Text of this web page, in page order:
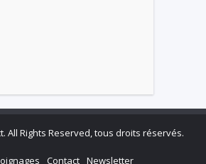
All Rights Reserved, tous droits réservés.
Contact Newsletter